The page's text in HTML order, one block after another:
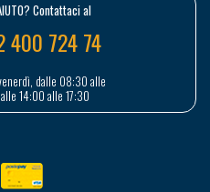
Contattaci al
400 724 74
dalle 08:30 alle
14:00 alle 17:30